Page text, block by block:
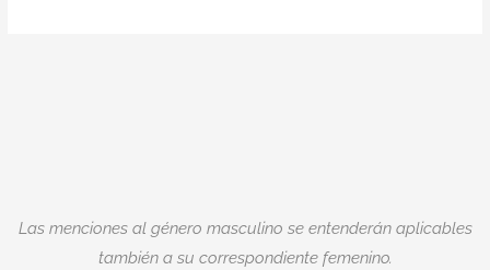
Las menciones al género masculino se entenderán aplicables
también a su correspondiente femenino.